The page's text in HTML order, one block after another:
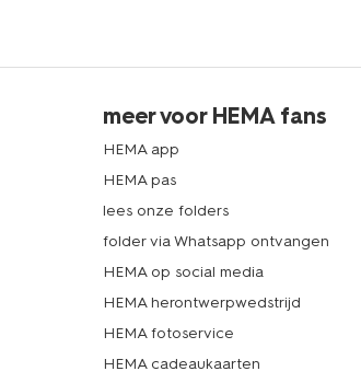
meer voor HEMA fans
HEMA app
HEMA pas
lees onze folders
folder via Whatsapp ontvangen
HEMA op social media
HEMA herontwerpwedstrijd
HEMA fotoservice
HEMA cadeaukaarten